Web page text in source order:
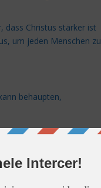
dass Christus stärker ist
um jeden Menschen zu
behaupten,
auf Christus blicken,